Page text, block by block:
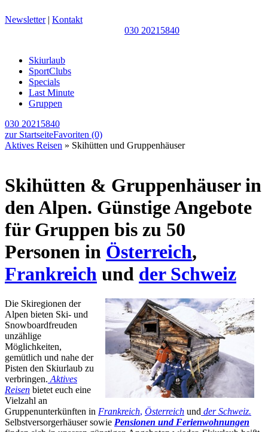
Newsletter| Kontakt
030 20215840
Skiurlaub
SportClubs
Specials
Last Minute
Gruppen
030 20215840
zur StartseiteFavoriten (0)
Aktives Reisen » Skihütten und Gruppenhäuser
Skihütten & Gruppenhäuser in
den Alpen. Günstige Angebote
für Gruppen bis zu 50
Personen in Österreich,
Frankreich und der Schweiz
Die Skiregionen der
Alpen bieten Ski- und
Snowboardfreuden
unzählige
Möglichkeiten,
gemütlich und nahe der
Pisten den Skiurlaub zu
verbringen. Aktives
Reisen bietet euch eine
Vielzahl an
Gruppenunterkünften in Frankreich, Österreich und der Schweiz.
Selbstversorgerhäuser sowie Pensionen und Ferienwohnungen